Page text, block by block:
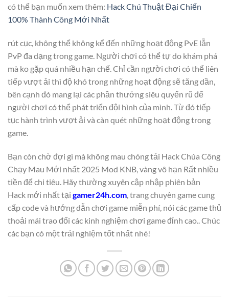
có thể bạn muốn xem thêm: Hack Chú Thuật Đại Chiến
100% Thành Công Mới Nhất
rút cục, không thể không kể đến những hoạt động PvE lẫn
PvP đa dạng trong game. Người chơi có thể tự do khám phá
mà ko gặp quá nhiều hạn chế. Chỉ cần người chơi có thể liên
tiếp vượt ải thì độ khó trong những hoạt động sẽ tăng dần,
bên cạnh đó mang lại các phần thưởng siêu quyến rũ để
người chơi có thể phát triển đội hình của mình. Từ đó tiếp
tục hành trình vượt ải và càn quét những hoạt động trong
game.
Bạn còn chờ đợi gì mà không mau chóng tải Hack Chúa Công
Chạy Mau Mới nhất 2025 Mod KNB, vàng vô hạn Rất nhiều
tiền để chi tiêu. Hãy thường xuyên cập nhập phiên bản
Hack mới nhất tại gamer24h.com , trang chuyên game cung
cấp code và hướng dẫn chơi game miễn phí, nói các game thủ
thoải mái trao đổi các kinh nghiệm chơi game đỉnh cao.. Chúc
các bạn có một trải nghiệm tốt nhất nhé!